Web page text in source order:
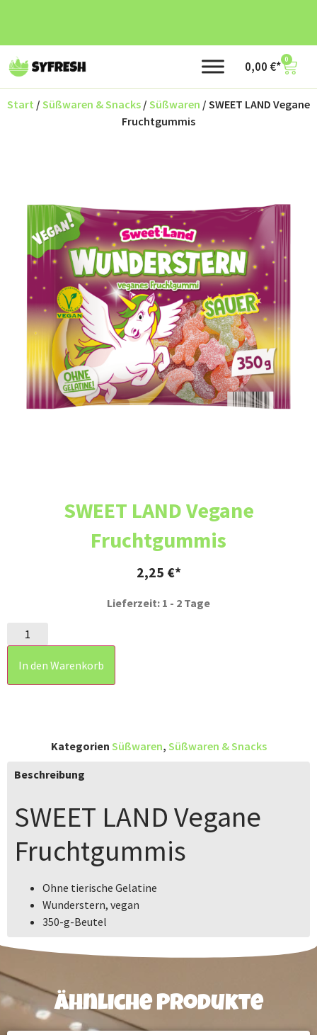
0,00 € 0
Start / Süßwaren & Snacks / Süßwaren / SWEET LAND Vegane
Fruchtgummis
SWEET LAND Vegane
Fruchtgummis
2,25 €
Lieferzeit: 1 - 2 Tage
In den Warenkorb
Kategorien Süßwaren, Süßwaren & Snacks
Beschreibung
SWEET LAND Vegane
Fruchtgummis
Ohne tierische Gelatine
Wunderstern, vegan
350-g-Beutel
Ähnliche Produkte